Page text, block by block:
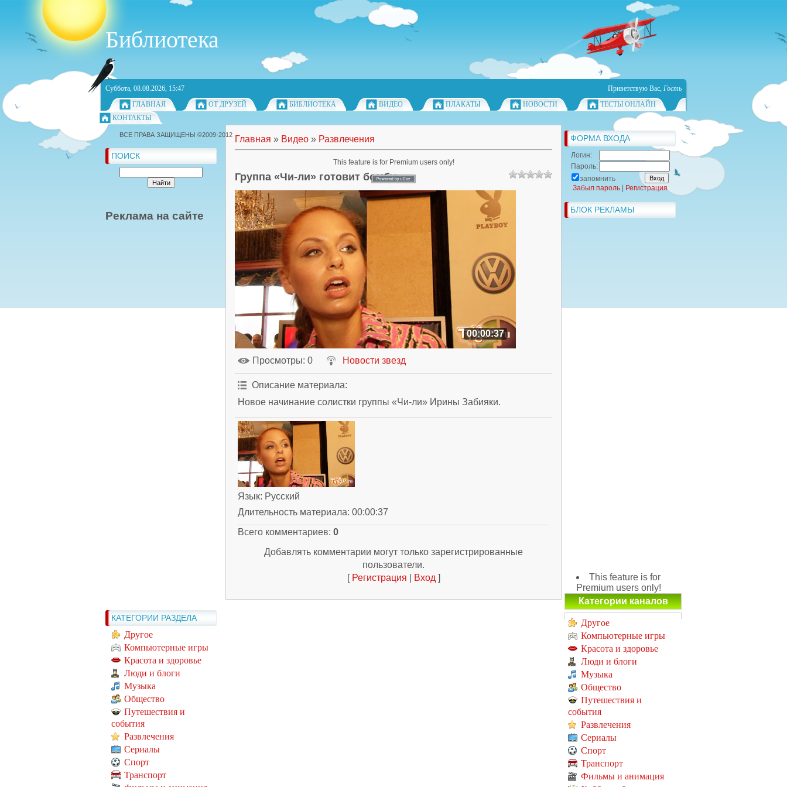
Библиотека
Суббота, 08.08.2026, 15:47 Приветствую Вас, Гость
ГЛАВНАЯ
ОТ ДРУЗЕЙ БИБЛИОТЕКА ВИДЕО ПЛАКАТЫ НОВОСТИ
ТЕСТЫ ОНЛАЙН
КОНТАКТЫ
ПОИСК
Реклама на сайте
КАТЕГОРИИ РАЗДЕЛА
Другое
Компьютерные игры
Красота и здоровье
Люди и блоги
Музыка
Общество
Путешествия и
события
Развлечения
Сериалы
Спорт
Транспорт
Главная » Видео » Развлечения
Группа «Чи-ли» готовит бомбу
00:00:37
Просмотры: 0 Новости звезд
Описание материала:
Новое начинание солистки группы «Чи-ли» Ирины Забияки.
Язык: Русский
Длительность материала: 00:00:37
Всего комментариев: 0
Добавлять комментарии могут только зарегистрированные
пользователи.
[ Регистрация Вход ]
ФОРМА ВХОДА
Логин:
Пароль:
запомнить
Забыл пароль
Регистрация
БЛОК РЕКЛАМЫ
This feature is for
Premium users only!
Категории каналов
Другое
Компьютерные игры
Красота и здоровье
Люди и блоги
Музыка
Общество
Путешествия и
события
Развлечения
Сериалы
Спорт
Транспорт
Фильмы и анимация
ВСЕ ПРАВА ЗАЩИЩЕНЫ ©2009-2012
This feature is for Premium users only!